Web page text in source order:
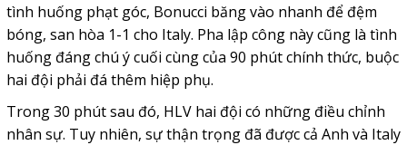
tình huống phạt góc, Bonucci băng vào nhanh để đệm
bóng, san hòa 1-1 cho Italy. Pha lập công này cũng là tình
huống đáng chú ý cuối cùng của 90 phút chính thức, buộc
hai đội phải đá thêm hiệp phụ.
Trong 30 phút sau đó, HLV hai đội có những điều chỉnh
nhân sự. Tuy nhiên, sự thận trọng đã được cả Anh và Italy